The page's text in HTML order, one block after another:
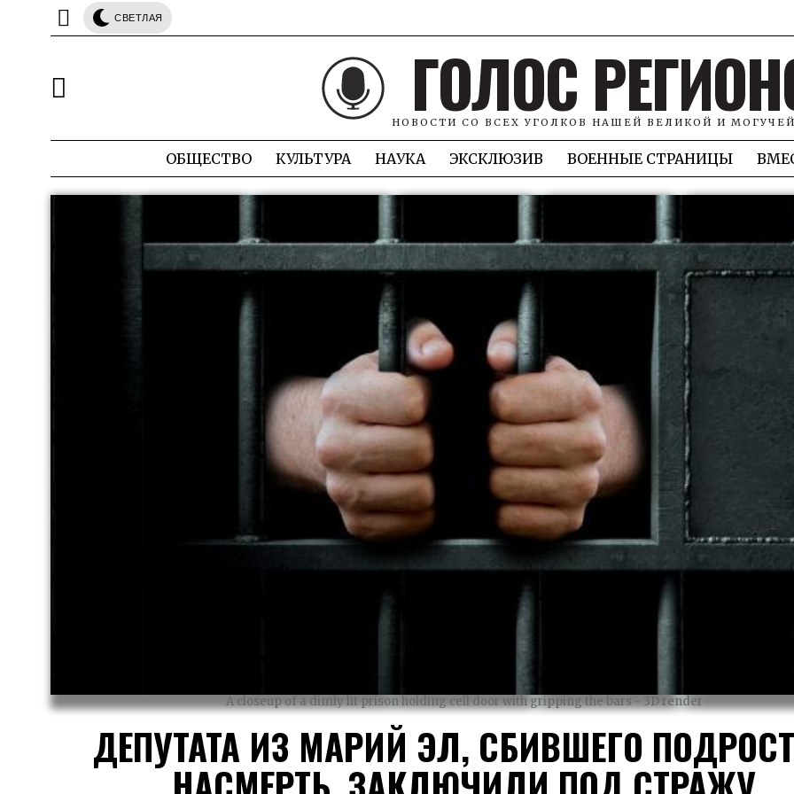
СВЕТЛАЯ
ГОЛОС
НОВОСТИ СО ВСЕХ УГОЛКОВ НАШЕЙ ВЕЛИКОЙ И
ОБЩЕСТВО КУЛЬТУРА НАУКА ЭКСКЛЮЗИВ ВОЕННЫЕ СТРАНИЦЫ
A closeup of a dimly lit prison holding cell door with gripping the bars - 3D render
ДЕПУТАТА ИЗ МАРИЙ ЭЛ, СБИВШЕГО